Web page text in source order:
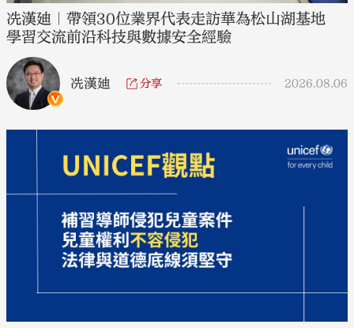
冼漢廸｜帶領30位業界代表走訪華為松山湖基地
學習交流前沿科技與數據安全經驗
冼漢廸 分享 2026.08.06